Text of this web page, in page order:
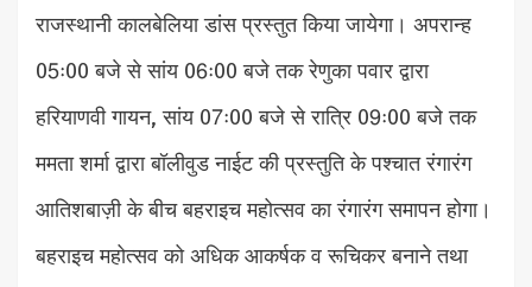
राजस्थानी कालबेलिया डांस प्रस्तुत किया जायेगा। अपरान्ह
05ः00 बजे से सांय 06ः00 बजे तक रेणुका पवार द्वारा
हरियाणवी गायन, सांय 07ः00 बजे से रात्रि 09ः00 बजे तक
ममता शर्मा द्वारा बॉलीवुड नाईट की प्रस्तुति के पश्चात रंगारंग
आतिशबाज़ी के बीच बहराइच महोत्सव का रंगारंग समापन होगा।
बहराइच महोत्सव को अधिक आकर्षक व रूचिकर बनाने तथा